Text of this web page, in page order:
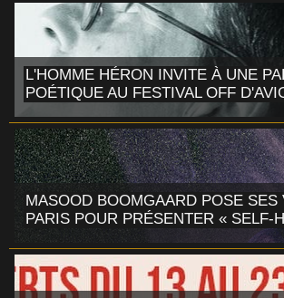
L'HOMME HÉRON INVITE À UNE
POÉTIQUE AU FESTIVAL OFF
MASOOD BOOMGAARD POSE SES
PARIS POUR PRÉSENTER « SELF-